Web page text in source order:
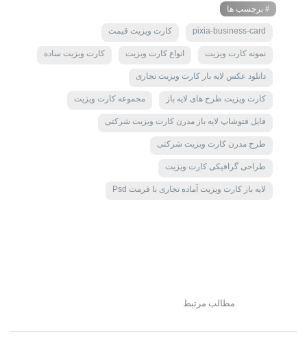
# برچسب ها
pixia-business-card کارت ویزیت قیمت
نمونه کارت ویزیت انواع کارت ویزیت کارت ویزیت ساده
دانلود عکس لایه بار کارت ویزیت تجاری
کارت ویزیت طرح های لایه باز مجموعه کارت ویزیت
فایل فتوشاپ لایه باز مدرن کارت ویزیت شرکتی
طرح مدرن کارت ویزیت شرکتی
طراحی گرافیکی کارت ویزیت
لایه باز کارت ویزیت آماده تجاری با فرمت Psd
مطالب مرتبط